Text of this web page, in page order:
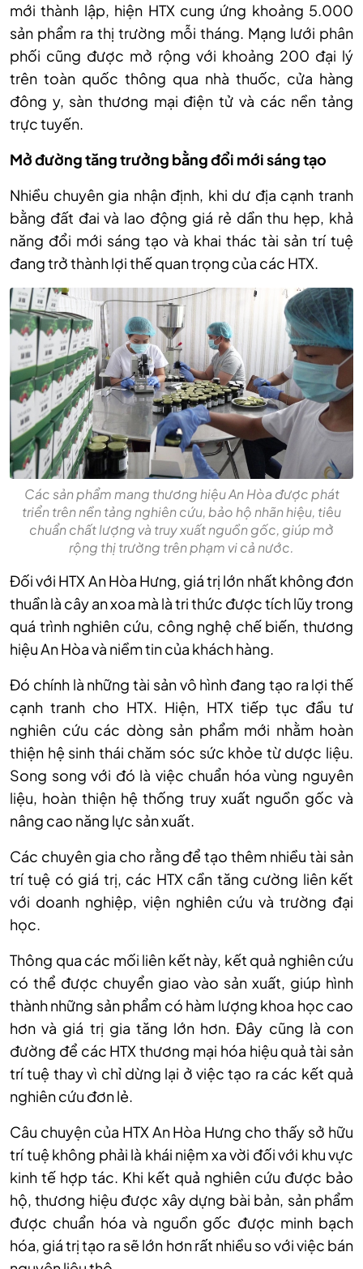
mới thành lập, hiện HTX cung ứng khoảng 5.000
sản phẩm ra thị trường mỗi tháng. Mạng lưới phân
phối cũng được mở rộng với khoảng 200 đại lý
trên toàn quốc thông qua nhà thuốc, cửa hàng
đông y, sàn thương mại điện tử và các nền tảng
trực tuyến.
Mở đường tăng trưởng bằng đổi mới sáng tạo
Nhiều chuyên gia nhận định, khi dư địa cạnh tranh
bằng đất đai và lao động giá rẻ dần thu hẹp, khả
năng đổi mới sáng tạo và khai thác tài sản trí tuệ
đang trở thành lợi thế quan trọng của các HTX.
Các sản phẩm mang thương hiệu An Hòa được phát
triển trên nền tảng nghiên cứu, bảo hộ nhãn hiệu, tiêu
chuẩn chất lượng và truy xuất nguồn gốc, giúp mở
rộng thị trường trên phạm vi cả nước.
Đối với HTX An Hòa Hưng, giá trị lớn nhất không đơn
thuần là cây an xoa mà là tri thức được tích lũy trong
quá trình nghiên cứu, công nghệ chế biến, thương
hiệu An Hòa và niềm tin của khách hàng.
Đó chính là những tài sản vô hình đang tạo ra lợi thế
cạnh tranh cho HTX. Hiện, HTX tiếp tục đầu tư
nghiên cứu các dòng sản phẩm mới nhằm hoàn
thiện hệ sinh thái chăm sóc sức khỏe từ dược liệu.
Song song với đó là việc chuẩn hóa vùng nguyên
liệu, hoàn thiện hệ thống truy xuất nguồn gốc và
nâng cao năng lực sản xuất.
Các chuyên gia cho rằng để tạo thêm nhiều tài sản
trí tuệ có giá trị, các HTX cần tăng cường liên kết
với doanh nghiệp, viện nghiên cứu và trường đại
học.
Thông qua các mối liên kết này, kết quả nghiên cứu
có thể được chuyển giao vào sản xuất, giúp hình
thành những sản phẩm có hàm lượng khoa học cao
hơn và giá trị gia tăng lớn hơn. Đây cũng là con
đường để các HTX thương mại hóa hiệu quả tài sản
trí tuệ thay vì chỉ dừng lại ở việc tạo ra các kết quả
nghiên cứu đơn lẻ.
Câu chuyện của HTX An Hòa Hưng cho thấy sở hữu
trí tuệ không phải là khái niệm xa vời đối với khu vực
kinh tế hợp tác. Khi kết quả nghiên cứu được bảo
hộ, thương hiệu được xây dựng bài bản, sản phẩm
được chuẩn hóa và nguồn gốc được minh bạch
hóa, giá trị tạo ra sẽ lớn hơn rất nhiều so với việc bán